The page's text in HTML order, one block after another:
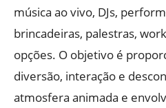
música ao vivo, DJs,
brincadeiras, palestras,
opções. O objetivo é
diversão, interação e
atmosfera animada e